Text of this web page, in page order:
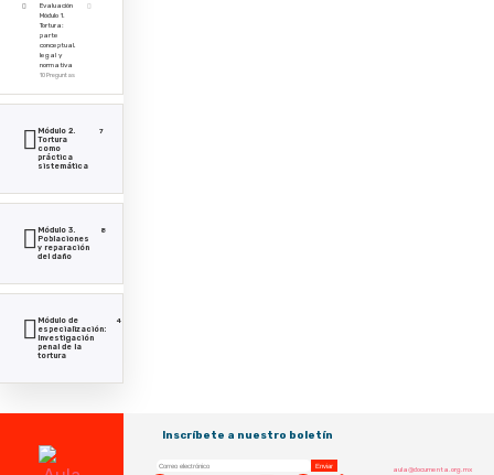
Evaluación
Módulo 1.
Tortura:
parte
conceptual,
legal y
normativa
10 Preguntas
Módulo 2.
Tortura
como
práctica
sistemática
7
Módulo 3.
Poblaciones
y reparación
del daño
8
Módulo de
especialización:
Investigación
penal de la
tortura
4
Inscríbete a nuestro boletín
Spotify aula@documenta.org.mx